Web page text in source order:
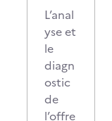
L’anal
yse et
le
diagn
ostic
de
l’offre